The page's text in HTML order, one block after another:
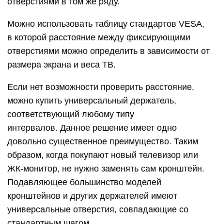
Можно использовать таблицу стандартов VESA,
в которой расстояние между фиксирующими
отверстиями можно определить в зависимости от
размера экрана и веса ТВ.
Если нет возможности проверить расстояние,
можно купить универсальный держатель,
соответствующий любому типу
интервалов. Данное решение имеет одно
довольно существенное преимущество. Таким
образом, когда покупают новый телевизор или
ЖК-монитор, не нужно заменять сам кронштейн.
Подавляющее большинство моделей
кронштейнов и других держателей имеют
универсальные отверстия, совпадающие со